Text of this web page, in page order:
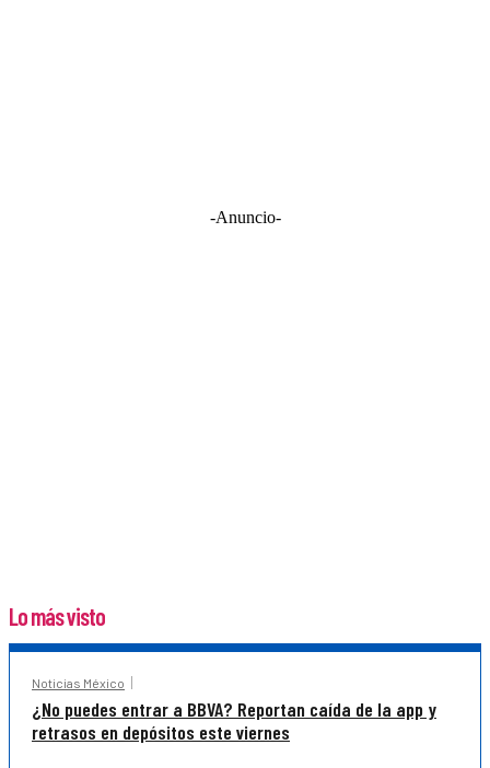
-Anuncio-
Lo más visto
Noticias México
¿No puedes entrar a BBVA? Reportan caída de la app y
retrasos en depósitos este viernes